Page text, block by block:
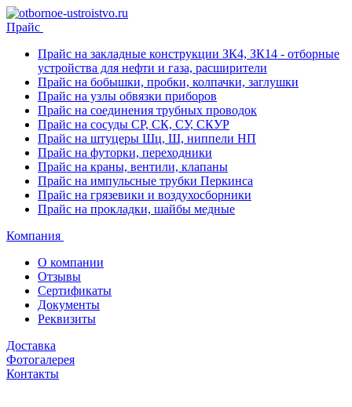
Прайс
Прайс на закладные конструкции ЗК4, ЗК14 - отборные
устройства для нефти и газа, расширители
Прайс на бобышки, пробки, колпачки, заглушки
Прайс на узлы обвязки приборов
Прайс на соединения трубных проводок
Прайс на сосуды СР, СК, СУ, СКУР
Прайс на штуцеры Шц, Ш, ниппели НП
Прайс на футорки, переходники
Прайс на краны, вентили, клапаны
Прайс на импульсные трубки Перкинса
Прайс на грязевики и воздухосборники
Прайс на прокладки, шайбы медные
Компания
О компании
Отзывы
Сертификаты
Документы
Реквизиты
Доставка
Фотогалерея
Контакты